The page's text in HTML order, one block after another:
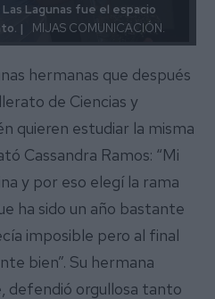
Lagunas fue el espacio
|
MIJAS COMUNICACIÓN.
hermanas que después
de Ciencias y
quieren estudiar la misma
Cassandra Ramos: “Mi
y por eso elegí la rama
ha sido un año bastante
imposible pero al final
bien”. Su hermana
defendió orgullosa tanto